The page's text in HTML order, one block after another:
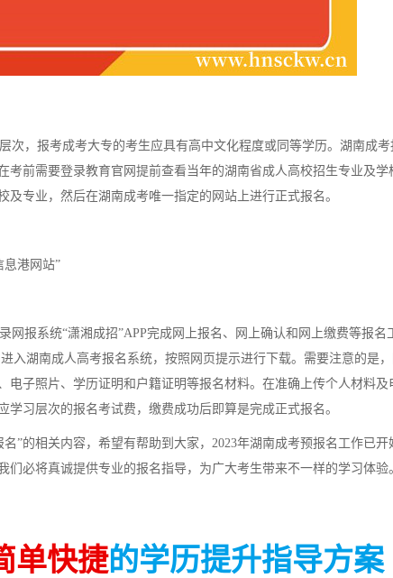
，报考成考大专的考生应具有高中文化程度或同等学历。湖南成
考前需要登录教育官网提前查看当年的湖南省成人高校招生专业及
专业，然后在湖南成考唯一指定的网站上进行正式报名。
港网站”
报系统“潇湘成招”APP完成网上报名、网上确认和网上缴费等报名
入湖南成人高考报名系统，按照网页提示进行下载。需要注意的是
电子照片、学历证明和户籍证明等报名材料。在准确上传个人材料
习层次的报名考试费，缴费成功后即算是完成正式报名。
”的相关内容，希望有帮助到大家，2023年湖南成考预报名工作已
们必将真诚提供专业的报名指导，为广大考生带来不一样的学习体验
单快捷的学历提升指导方案